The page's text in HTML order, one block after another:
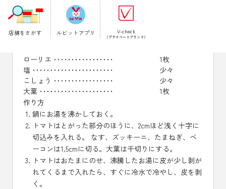
店舗をさがす ルビットアプリ V-check
（プライベートブランド）
たまねぎ ･････････････････
ベーコン ･････････････････
顆粒コンソメ ･････････････
油 ･･･････････････････････
ローリエ ･････････････････
1枚
塩 ･･･････････････････････
少々
こしょう ･････････････････
少々
大葉 ･････････････････････
1枚
作り方
鍋にお湯を沸かしておく。
トマトはとがった部分のほうに、2cmほど浅く十字に
切込みを入れる。 なす、ズッキーニ、たまねぎ、ベ
ーコンは1.5cmに切る。大葉は千切りにする。
トマトはおたまにのせ、沸騰したお湯に皮が少し剥が
れてくるまで入れたら、すぐに冷水で冷やし、皮を剥
く。